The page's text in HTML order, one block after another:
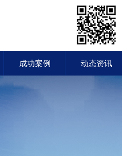
成功案例 动态资讯